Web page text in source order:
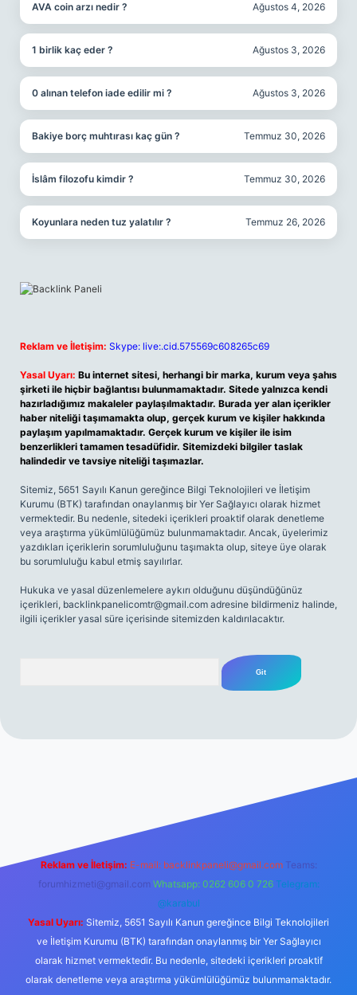
AVA coin arzı nedir ? Ağustos 4, 2026
1 birlik kaç eder ? Ağustos 3, 2026
0 alınan telefon iade edilir mi ? Ağustos 3, 2026
Bakiye borç muhtırası kaç gün ? Temmuz 30, 2026
İslâm filozofu kimdir ? Temmuz 30, 2026
Koyunlara neden tuz yalatılır ? Temmuz 26, 2026
Reklam ve İletişim: Skype: live:.cid.575569c608265c69
Yasal Uyarı: Bu internet sitesi, herhangi bir marka, kurum veya şahıs
şirketi ile hiçbir bağlantısı bulunmamaktadır. Sitede yalnızca kendi
hazırladığımız makaleler paylaşılmaktadır. Burada yer alan içerikler
haber niteliği taşımamakta olup, gerçek kurum ve kişiler hakkında
paylaşım yapılmamaktadır. Gerçek kurum ve kişiler ile isim
benzerlikleri tamamen tesadüfidir. Sitemizdeki bilgiler taslak
halindedir ve tavsiye niteliği taşımazlar.
Sitemiz, 5651 Sayılı Kanun gereğince Bilgi Teknolojileri ve İletişim
Kurumu (BTK) tarafından onaylanmış bir Yer Sağlayıcı olarak hizmet
vermektedir. Bu nedenle, sitedeki içerikleri proaktif olarak denetleme
veya araştırma yükümlülüğümüz bulunmamaktadır. Ancak, üyelerimiz
yazdıkları içeriklerin sorumluluğunu taşımakta olup, siteye üye olarak
bu sorumluluğu kabul etmiş sayılırlar.
Hukuka ve yasal düzenlemelere aykırı olduğunu düşündüğünüz
içerikleri, backlinkpanelicomtr@gmail.com adresine bildirmeniz halinde,
ilgili içerikler yasal süre içerisinde sitemizden kaldırılacaktır.
Reklam ve İletişim: E-mail: backlinkpaneli@gmail.com Teams:
forumhizmeti@gmail.com Whatsapp: 0262 606 0 726 Telegram:
@karabul
Yasal Uyarı: Sitemiz, 5651 Sayılı Kanun gereğince Bilgi Teknolojileri
ve İletişim Kurumu (BTK) tarafından onaylanmış bir Yer Sağlayıcı
olarak hizmet vermektedir. Bu nedenle, sitedeki içerikleri proaktif
olarak denetleme veya araştırma yükümlülüğümüz bulunmamaktadır.